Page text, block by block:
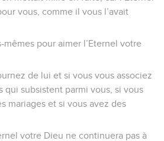
vous, comme il vous l’avait
pour aimer l’Eternel votre
de lui et si vous vous associez
qui subsistent parmi vous, si vous
mariages et si vous avez des
votre Dieu ne continuera pas à